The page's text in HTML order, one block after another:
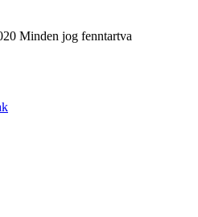
Minden jog fenntartva